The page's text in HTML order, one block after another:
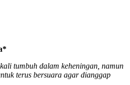
tumbuh dalam keheningan, namun
terus bersuara agar dianggap